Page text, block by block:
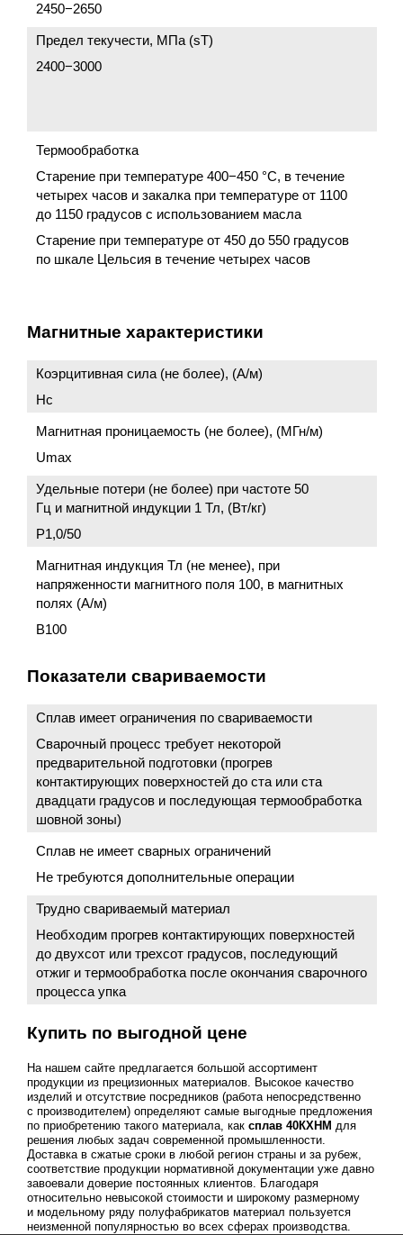
2450−2650
Предел текучести, МПа (sT)
2400−3000
Термообработка
Старение при температуре 400−450 °C, в течение
четырех часов и закалка при температуре от 1100
до 1150 градусов с использованием масла
Старение при температуре от 450 до 550 градусов
по шкале Цельсия в течение четырех часов
Магнитные характеристики
Коэрцитивная сила (не более), (А/м)
Нс
Магнитная проницаемость (не более), (МГн/м)
Umax
Удельные потери (не более) при частоте 50
Гц и магнитной индукции 1 Тл, (Вт/кг)
P1,0/50
Магнитная индукция Тл (не менее), при
напряженности магнитного поля 100, в магнитных
полях (А/м)
B100
Показатели свариваемости
Сплав имеет ограничения по свариваемости
Сварочный процесс требует некоторой
предварительной подготовки (прогрев
контактирующих поверхностей до ста или ста
двадцати градусов и последующая термообработка
шовной зоны)
Сплав не имеет сварных ограничений
Не требуются дополнительные операции
Трудно свариваемый материал
Необходим прогрев контактирующих поверхностей
до двухсот или трехсот градусов, последующий
отжиг и термообработка после окончания сварочного
процесса упка
Купить по выгодной цене
На нашем сайте предлагается большой ассортимент
продукции из прецизионных материалов. Высокое качество
изделий и отсутствие посредников (работа непосредственно
с производителем) определяют самые выгодные предложения
по приобретению такого материала, как сплав 40КХНМ для
решения любых задач современной промышленности.
Доставка в сжатые сроки в любой регион страны и за рубеж,
соответствие продукции нормативной документации уже давно
завоевали доверие постоянных клиентов. Благодаря
относительно невысокой стоимости и широкому размерному
и модельному ряду полуфабрикатов материал пользуется
неизменной популярностью во всех сферах производства.